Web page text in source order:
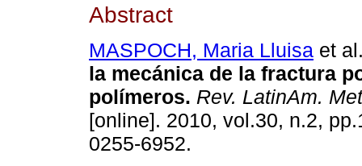
Abstract
MASPOCH, Maria Lluisa et
la mecánica de la fractura
polímeros. Rev. LatinAm.
[online]. 2010, vol.30, n.2,
0255-6952.